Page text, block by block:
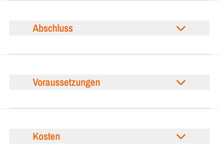
Abschluss
Voraussetzungen
Kosten